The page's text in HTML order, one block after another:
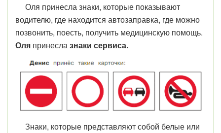
Оля принесла знаки, которые показывают
водителю, где находится автозаправка, где можно
позвонить, поесть, получить медицинскую помощь.
Оля принесла знаки сервиса.
Знаки, которые представляют собой белые или